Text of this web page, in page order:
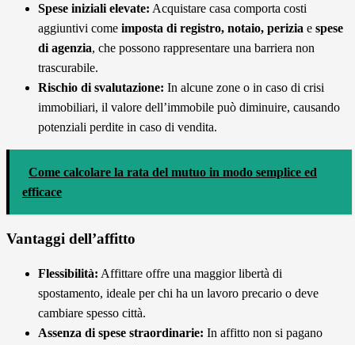
Spese iniziali elevate: Acquistare casa comporta costi
aggiuntivi come imposta di registro, notaio, perizia e spese
di agenzia, che possono rappresentare una barriera non
trascurabile.
Rischio di svalutazione: In alcune zone o in caso di crisi
immobiliari, il valore dell’immobile può diminuire, causando
potenziali perdite in caso di vendita.
Come calcolare la rata del mutuo in modo semplice ed
efficace
Vantaggi dell’affitto
Flessibilità: Affittare offre una maggior libertà di
spostamento, ideale per chi ha un lavoro precario o deve
cambiare spesso città.
Assenza di spese straordinarie: In affitto non si pagano